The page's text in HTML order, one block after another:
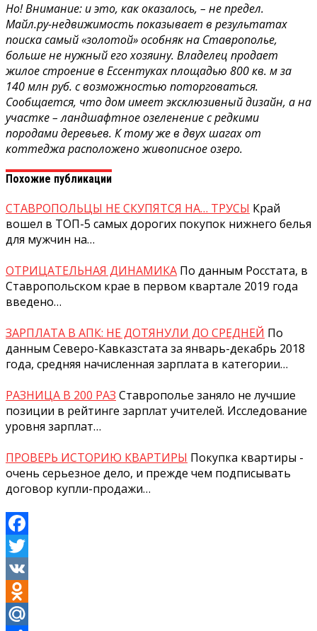
Но! Внимание: и это, как оказалось, – не предел.
Майл.ру-недвижимость показывает в результатах
поиска самый «золотой» особняк на Ставрополье,
больше не нужный его хозяину. Владелец продает
жилое строение в Ессентуках площадью 800 кв. м за
140 млн руб. с возможностью поторговаться.
Сообщается, что дом имеет эксклюзивный дизайн, а на
участке – ландшафтное озеленение с редкими
породами деревьев. К тому же в двух шагах от
коттеджа расположено живописное озеро.
Похожие публикации
СТАВРОПОЛЬЦЫ НЕ СКУПЯТСЯ НА… ТРУСЫ Край
вошел в ТОП-5 самых дорогих покупок нижнего белья
для мужчин на…
ОТРИЦАТЕЛЬНАЯ ДИНАМИКА По данным Росстата, в
Ставропольском крае в первом квартале 2019 года
введено…
ЗАРПЛАТА В АПК: НЕ ДОТЯНУЛИ ДО СРЕДНЕЙ По
данным Северо-Кавказстата за январь-декабрь 2018
года, средняя начисленная зарплата в категории…
РАЗНИЦА В 200 РАЗ Ставрополье заняло не лучшие
позиции в рейтинге зарплат учителей. Исследование
уровня зарплат…
ПРОВЕРЬ ИСТОРИЮ КВАРТИРЫ Покупка квартиры -
очень серьезное дело, и прежде чем подписывать
договор купли-продажи…
Facebook
Twitter
VK
Odnoklassniki